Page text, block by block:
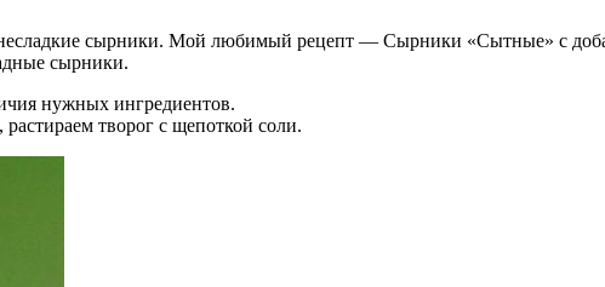
сырники. Мой любимый рецепт — Сырники «Сытные» с
сырники.
нужных ингредиентов.
творог с щепоткой соли.